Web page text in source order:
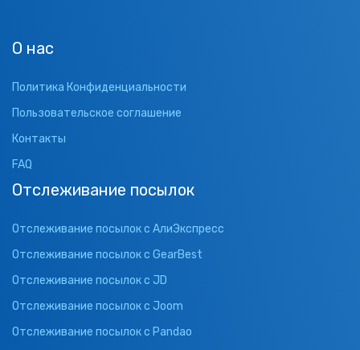
О нас
Политика Конфиденциальности
Пользовательское соглашение
Контакты
FAQ
Отслеживание посылок
Отслеживание посылок с АлиЭкспресс
Отслеживание посылок с GearBest
Отслеживание посылок с JD
Отслеживание посылок с Joom
Отслеживание посылок с Pandao